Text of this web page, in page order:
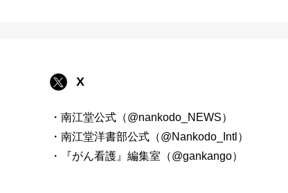
X
・南江堂公式（@nankodo_NEWS）
・南江堂洋書部公式（@Nankodo_Intl）
・『がん看護』編集室（@gankango）